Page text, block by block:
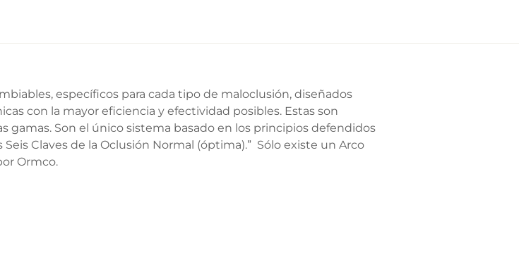
específicos para cada tipo de maloclusión, diseñados
con la mayor eficiencia y efectividad posibles. Estas son
gamas. Son el único sistema basado en los principios defendidos
Claves de la Oclusión Normal (óptima).” Sólo existe un Arco
Ormco.